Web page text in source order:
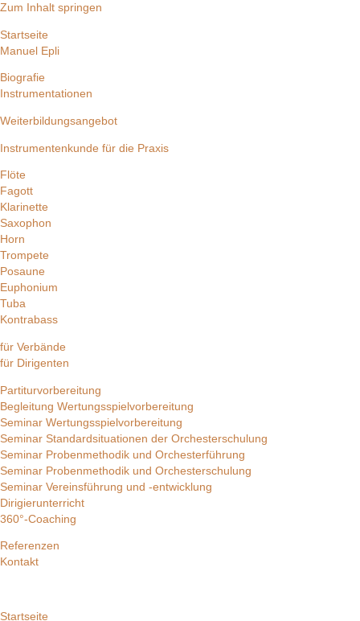
Zum Inhalt springen
Startseite
Manuel Epli
Biografie
Instrumentationen
Weiterbildungsangebot
Instrumentenkunde für die Praxis
Flöte
Fagott
Klarinette
Saxophon
Horn
Trompete
Posaune
Euphonium
Tuba
Kontrabass
für Verbände
für Dirigenten
Partiturvorbereitung
Begleitung Wertungsspielvorbereitung
Seminar Wertungsspielvorbereitung
Seminar Standardsituationen der Orchesterschulung
Seminar Probenmethodik und Orchesterführung
Seminar Probenmethodik und Orchesterschulung
Seminar Vereinsführung und -entwicklung
Dirigierunterricht
360°-Coaching
Referenzen
Kontakt
Startseite